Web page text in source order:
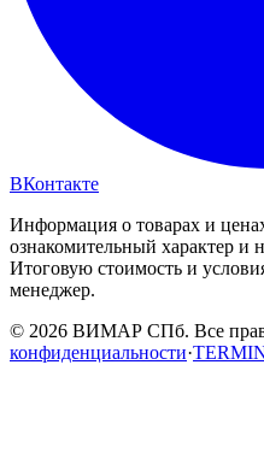
ВКонтакте
Информация о товарах и
ознакомительный характер и
Итоговую стоимость и
менеджер.
© 2026 ВИМАР СПб. Все
конфиденциальности·